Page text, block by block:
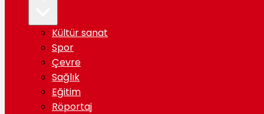
Kültür sanat
Spor
Çevre
Sağlık
Eğitim
Röportaj